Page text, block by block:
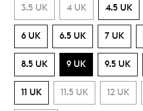
3.5 UK 4 UK 4.5 UK
6 UK 6.5 UK 7 UK
8.5 UK 9 UK 9.5 UK
11 UK 11.5 UK 12 UK